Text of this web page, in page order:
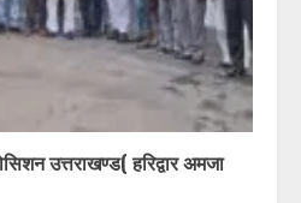
उत्तराखण्ड( हरिद्वार अमजा